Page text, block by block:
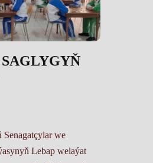
SAGLYGYŇ
Senagatçylar we
Lebap welaýat